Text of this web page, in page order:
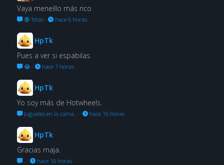
Vaya meneillo más rico
🔞 Tetas· hace 6 horas
HpTk
Pues a ver si espabilas.
😂· hace 7 horas
HpTk
Yo soy más de Hotwheels.
Juguetes en la cama… · hace 16 horas
HpTk
Gracias maja.
. · hace 16 horas